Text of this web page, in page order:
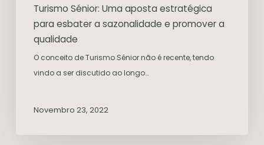
Turismo Sénior: Uma aposta estratégica
para esbater a sazonalidade e promover a
qualidade
O conceito de Turismo Sénior não é recente, tendo
vindo a ser discutido ao longo…
Novembro 23, 2022